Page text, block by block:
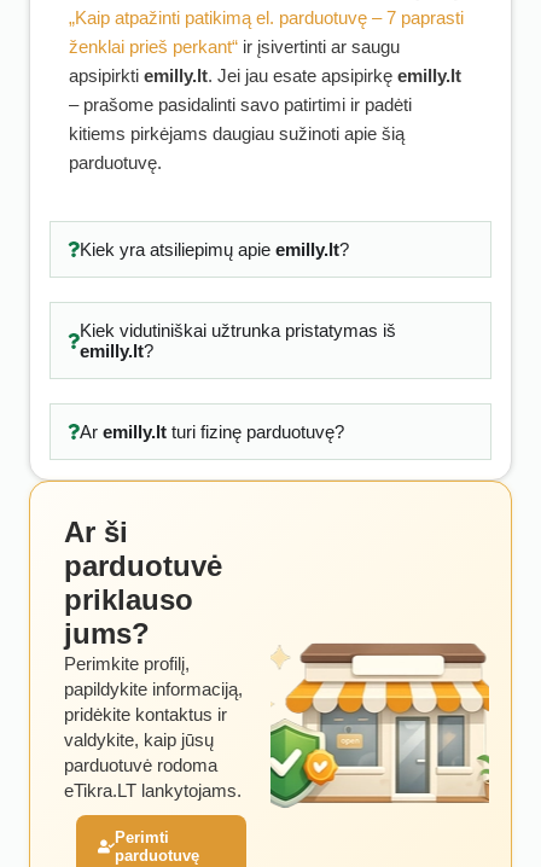
„Kaip atpažinti patikimą el. parduotuvę – 7 paprasti
ženklai prieš perkant“ ir įsivertinti ar saugu
apsipirkti emilly.lt. Jei jau esate apsipirkę emilly.lt
– prašome pasidalinti savo patirtimi ir padėti
kitiems pirkėjams daugiau sužinoti apie šią
parduotuvę.
Kiek yra atsiliepimų apie emilly.lt?
Kiek vidutiniškai užtrunka pristatymas iš
emilly.lt?
Ar emilly.ltturi fizinę parduotuvę?
Ar ši
parduotuvė
priklauso
jums?
Perimkite profilį,
papildykite informaciją,
pridėkite kontaktus ir
valdykite, kaip jūsų
parduotuvė rodoma
eTikra.LT lankytojams.
Perimti
parduotuvę